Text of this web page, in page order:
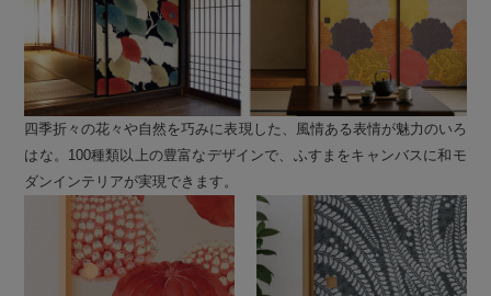
四季折々の花々や自然を巧みに表現した、風情ある表情が魅力のいろ
はな。100種類以上の豊富なデザインで、ふすまをキャンバスに和モ
ダンインテリアが実現できます。